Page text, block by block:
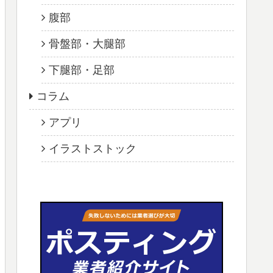
腹部
骨盤部・大腿部
下腿部・足部
コラム
アプリ
イラストストック